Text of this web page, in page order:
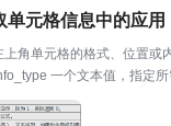
元格信息中的应用
角单元格的格式、位置或
一个文本值，指定
的可能值及相应的结果。